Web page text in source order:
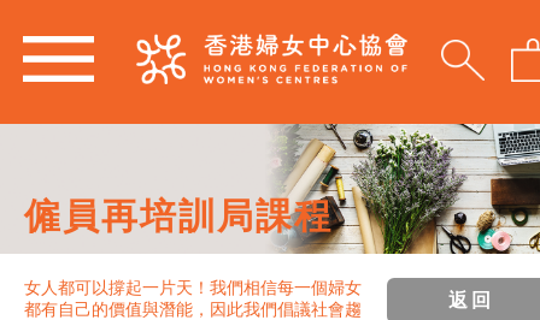
僱員再培訓局課程
女人都可以撐起一片天！我們相信每一個婦女
都有自己的價值與潛能，因此我們倡議社會趨
返回